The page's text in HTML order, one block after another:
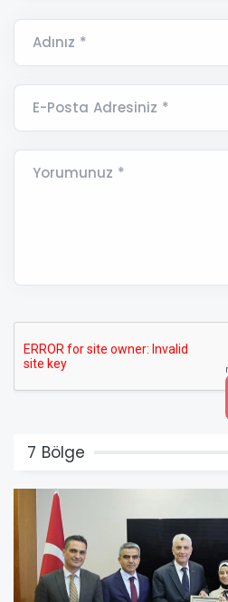
Adınız *
E-Posta Adresiniz *
Yorumunuz *
7 Bölge